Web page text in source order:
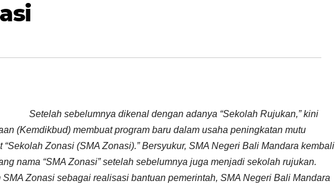
Setelah sebelumnya dikenal dengan adanya “Sekolah Rujukan,” kini
(Kemdikbud) membuat program baru dalam usaha peningkatan mutu
Zonasi (SMA Zonasi).” Bersyukur, SMA Negeri Bali Mandara kembali
nama “SMA Zonasi” setelah sebelumnya juga menjadi sekolah rujukan.
Zonasi sebagai realisasi bantuan pemerintah, SMA Negeri Bali Mandara